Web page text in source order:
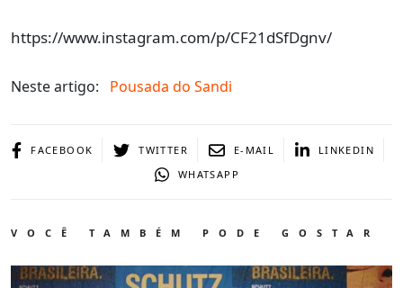
https://www.instagram.com/p/CF21dSfDgnv/
Neste artigo: Pousada do Sandi
FACEBOOK TWITTER E-MAIL
LINKEDIN
WHATSAPP
VOCÊ TAMBÉM PODE GOSTAR